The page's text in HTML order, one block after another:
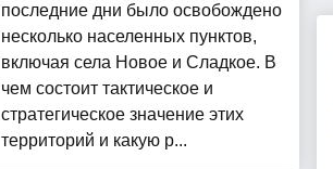
последние дни было освобождено
несколько населенных пунктов,
включая села Новое и Сладкое. В
чем состоит тактическое и
стратегическое значение этих
территорий и какую р...